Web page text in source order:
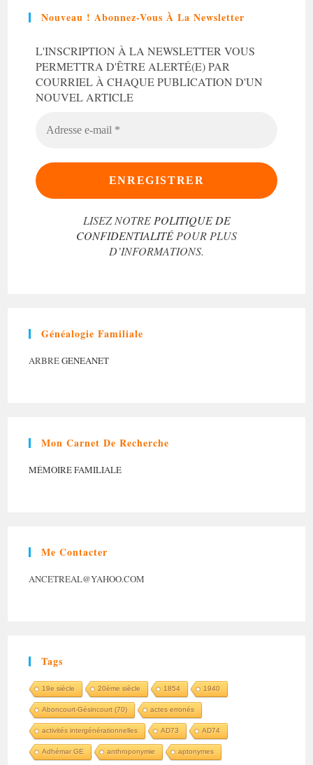
Nouveau ! Abonnez-Vous À La Newsletter
L'INSCRIPTION À LA NEWSLETTER VOUS
PERMETTRA D'ÊTRE ALERTÉ(E) PAR
COURRIEL À CHAQUE PUBLICATION D'UN
NOUVEL ARTICLE
LISEZ NOTREPOLITIQUE DE
CONFIDENTIALITÉPOUR PLUS
D’INFORMATIONS.
Généalogie Familiale
ARBREGENEANET
Mon Carnet De Recherche
MÉMOIRE FAMILIALE
Me Contacter
ANCETREAL@YAHOO.COM
Tags
19e siècle 20ème siècle 1854 1940
Aboncourt-Gésincourt (70) actes erronés
activités intergénérationnelles AD73 AD74
Adhémar GE anthroponymie aptonymes